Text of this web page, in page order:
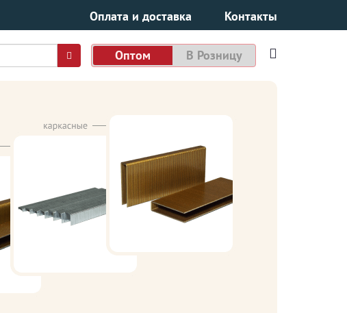
Оплата и доставка Контакты
Оптом В Розницу